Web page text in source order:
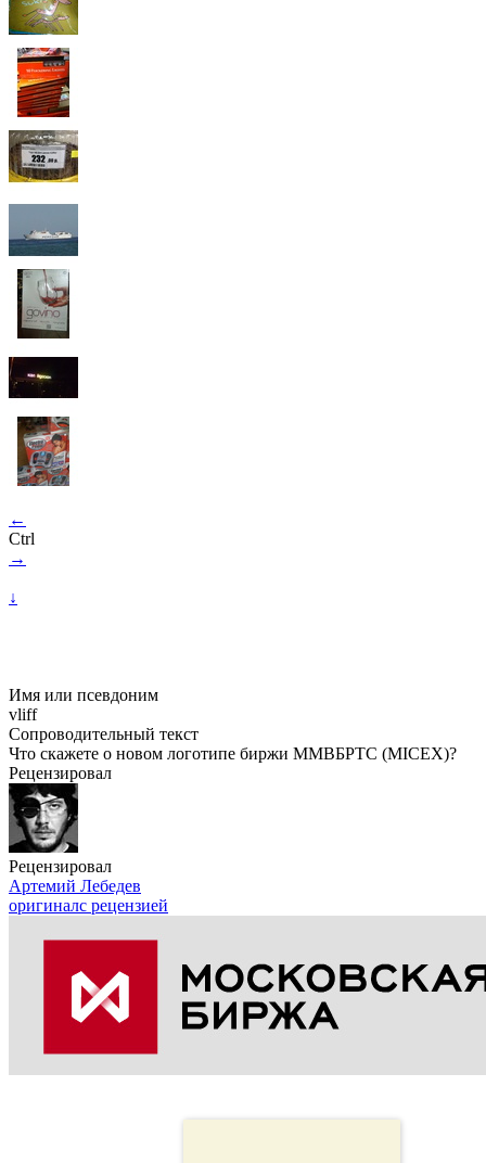
←
Ctrl
→
↓
Имя или псевдоним
vliff
Сопроводительный текст
Что скажете о новом логотипе биржи ММВБРТС (MICEX)?
Рецензировал
Рецензировал
Артемий Лебедев
оригиналс рецензией